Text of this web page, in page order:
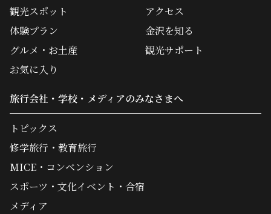
観光スポット
体験プラン
グルメ・お土産
アクセス
金沢を知る
観光サポート
お気に入り
旅行会社・学校・メディアのみなさまへ
トピックス
修学旅行・教育旅行
MICE・コンベンション
スポーツ・文化イベント・合宿
メディア